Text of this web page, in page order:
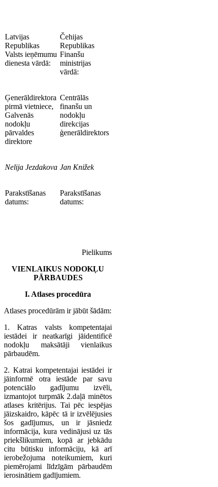
Latvijas
Republikas
Valsts ieņēmumu
dienesta vārdā:
Čehijas
Republikas
Finanšu
ministrijas
vārdā:
Ģenerāldirektora
pirmā vietniece,
Galvenās
nodokļu
pārvaldes
direktore
Centrālās
finanšu un
nodokļu
direkcijas
ģenerāldirektors
Nelija Jezdakova Jan Knižek
Parakstīšanas
datums:
Parakstīšanas
datums:
Pielikums
VIENLAIKUS NODOKĻU
PĀRBAUDES
I. Atlases procedūra
Atlases procedūrām ir jābūt šādām:
1. Katras valsts kompetentajai
iestādei ir neatkarīgi jāidentificē
nodokļu maksātāji vienlaikus
pārbaudēm.
2. Katrai kompetentajai iestādei ir
jāinformē otra iestāde par savu
potenciālo gadījumu izvēli,
izmantojot turpmāk 2.daļā minētos
atlases kritērijus. Tai pēc iespējas
jāizskaidro, kāpēc tā ir izvēlējusies
šos gadījumus, un ir jāsniedz
informācija, kura vedinājusi uz tās
priekšlikumiem, kopā ar jebkādu
citu būtisku informāciju, kā arī
ierobežojuma noteikumiem, kuri
piemērojami līdzīgām pārbaudēm
ierosinātiem gadījumiem.